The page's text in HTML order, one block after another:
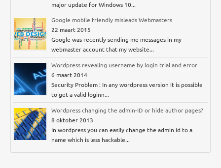
major update for Windows 10...
Google mobile friendly misleads Webmasters
22 maart 2015
Google was recently sending me messages in my
webmaster account that my website...
Wordpress revealing username by login trial and error
6 maart 2014
Security Problem : In any wordpress version it is possible
to get a valid loginn...
Wordpress changing the admin-ID or hide author pages?
8 oktober 2013
In wordpress you can easily change the admin id to a
name which is less hackable...